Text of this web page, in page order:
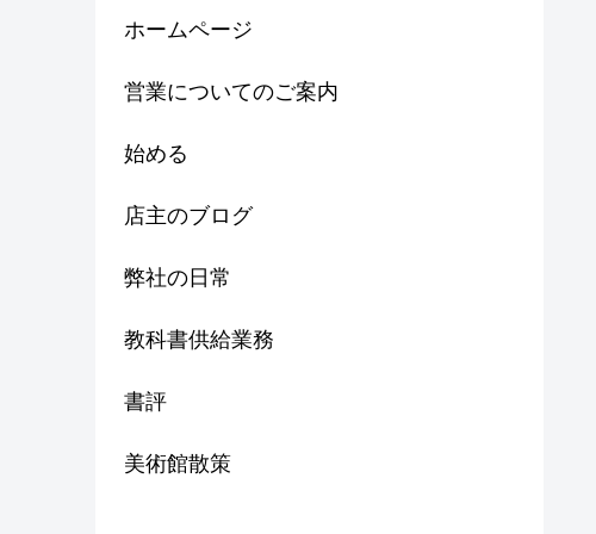
ホームページ
営業についてのご案内
始める
店主のブログ
弊社の日常
教科書供給業務
書評
美術館散策